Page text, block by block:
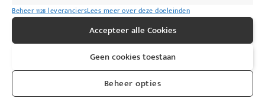
Beheer 1128 leveranciersLees meer over deze doeleinden
Accepteer alle Cookies
Geen cookies toestaan
Beheer opties
@kybeau